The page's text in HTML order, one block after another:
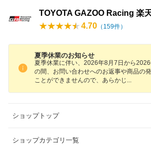
TOYOTA GAZOO Racing 楽
4.70 （ 159件）
夏季休業のお知らせ
夏季休業に伴い、2026年8月7日から
の間、お問い合わせへのお返事や商品の
ことができませんので、あらかじ
ショップトップ
ショップカテゴリ一覧